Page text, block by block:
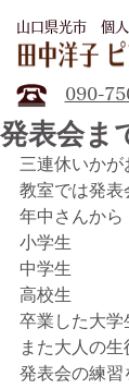
山口県光市​ 個人
洋子ピアノ声楽
090-
発表会ま
三連休いかが
教室では発表
年中さんから
小学生
中学生
高校生
卒業した大学
また大人の生
発表会の練習